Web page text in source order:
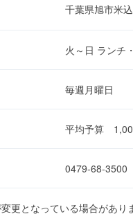
千葉県旭市米
火～日 ランチ
毎週月曜日
平均予算
0479-68-3500
更となっている場合があり